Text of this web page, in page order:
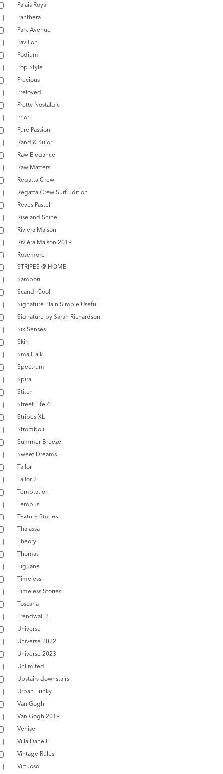
Palais Royal
Panthera
Park Avenue
Pavilion
Podium
Pop Style
Precious
Preloved
Pretty Nostalgic
Prior
Pure Passion
Rand & Kulor
Raw Elegance
Raw Matters
Regatta Crew
Regatta Crew Surf Edition
Reves Pastel
Rise and Shine
Riviera Maison
Rivièra Maison 2019
Rosemore
STRIPES @ HOME
Sambori
Scandi Cool
Signature Plain Simple Useful
Signature by Sarah Richardson
Six Senses
Skin
SmallTalk
Spectrum
Spira
Stitch
Street Life 4
Stripes XL
Stromboli
Summer Breeze
Sweet Dreams
Tailor
Tailor 2
Temptation
Tempus
Texture Stories
Thalassa
Theory
Thomas
Tiguane
Timeless
Timeless Stories
Toscana
Trendwall 2
Universe
Universe 2022
Universe 2023
Unlimited
Upstairs downstairs
Urban Funky
Van Gogh
Van Gogh 2019
Venise
Villa Danelli
Vintage Rules
Virtuoso